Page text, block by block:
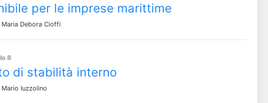
per le imprese marittime
Maria Debora Cioffi
8
di stabilità interno
Mario Iuzzolino